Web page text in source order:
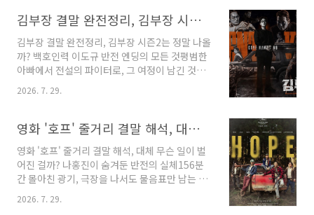
기를 담고 있을까. 공개를 앞두고 지금까지 나온
정보를 꼼꼼히 정리해봤습니다.쿠팡플레이 드라
마 지금 불륜이 문제가 아닙니다 몇부작2026년
7월 31일 공개예정으로 8부작 드라마로 무겁고
자극적인 소재를 다루지만 연출 방향은 유쾌하고
풍자적인 톤에 가까운 만큼, 진지한 치정극을 기
니다 — 제목부터 심상치 않은 이유작품의 제목
만..
김부장 결말 완전정리, 김부장 시즌2는 정말 나올까? 백호인력 이도규 반전 엔딩의 모든 것
김부장 결말 완전정리, 김부장 시즌2는 정말 나올
까? 백호인력 이도규 반전 엔딩의 모든 것평범한
아빠에서 전설의 파이터로, 그 여정이 남긴 것지
난 몇 주간 안방극장을 뜨겁게 달군 드라마가 있
습니다. 바로 SBS 금토드라마 《김부장》입니
이 작품은 '세상에서 가장 평범한' 아빠가 하나뿐
인 딸을 되찾기 위해 '세상에서 가장 위험한' 남자
가 되어 싸우는 이야기를 그린 코믹 액션 느와르
였습니다. 소지섭이라는 배우가 특수요원 출신이
지만 지금은 그저 딸바보인 중년 가장 역할을 맡
으며 화제를 모았는데요, 방영 내내 이어진 화제
2026. 7. 29.
영화 '호프' 줄거리 결말 해석, 대체 무슨 일이 벌어진 걸까? 나홍진이 숨겨둔 반전의 실체
영화 '호프' 줄거리 결말 해석, 대체 무슨 일이 벌
어진 걸까? 나홍진이 숨겨둔 반전의 실체156분
간 몰아친 광기, 극장을 나서도 물음표만 남는 이
유나홍진 감독이 무려 4년 만에 내놓은 신작 가
개봉 5일 만에 관객 200만 명을 돌파하며 올여름
2026. 7. 29.